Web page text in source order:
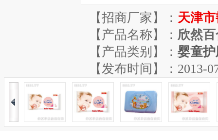
【招商厂家】： 天津
【产品名称】： 欣然
【产品类别】： 婴童
【发布时间】：2013-